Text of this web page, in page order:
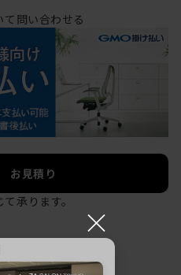
て問い合わせる
お見積り
承ります。
×